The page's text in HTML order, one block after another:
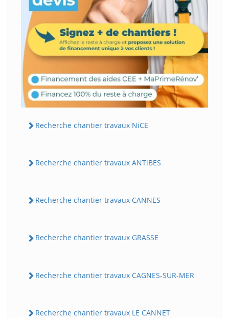
Recherche chantier travaux NiCE
Recherche chantier travaux ANTiBES
Recherche chantier travaux CANNES
Recherche chantier travaux GRASSE
Recherche chantier travaux CAGNES-SUR-MER
Recherche chantier travaux LE CANNET